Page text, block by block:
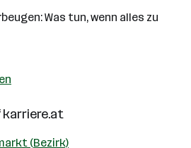
Was tun, wenn alles zu
karriere.at
(Bezirk)